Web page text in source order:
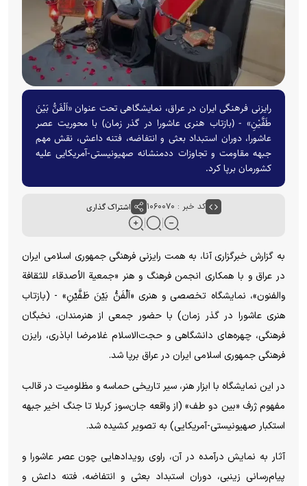
رایزنی فرهنگی ایران در عراق، نمایشگاهی تحت عنوان «اَلْفَنُّ بَیْنَ
طَفَّیْنِ» - (بازتاب هنری عاشورا در گذر زمان) با محوریت عصر
عاشورا، دوران استبداد بعثی و انتفاضه، فتنه داعش، نقش مهم
جبهه مقاومت و تجاوزات ددمنشانه صهیونیستی-آمریکایی علیه
کشورمان برپا کرد.
کد خبر : ۱۰۶۰۰۷۰ اشتراک گذاری
به گزارش خبرگزاری آنا، به همت رایزنی فرهنگی جمهوری اسلامی ایران
در عراق و با همکاری انجمن فرهنگ و هنر «جمعیة الأصدقاء للثقافة
والفنون»، نمایشگاه تخصصی و هنری «اَلْفَنُّ بَیْنَ طَفَّیْنِ» - (بازتاب
هنری عاشورا در گذر زمان) با حضور جمعی از هنرمندان، نخبگان
فرهنگی، چهره‌های دانشگاهی و حجت‌الاسلام غلامرضا اباذری، رایزن
فرهنگی جمهوری اسلامی ایران در عراق برپا شد.
در این نمایشگاه با ابزار هنر، سیر تاریخی حماسه و مظلومیت در قالب
مفهوم ژرف «بین دو طف» (از واقعه جان‌سوز کربلا تا جنگ اخیر جبهه
استکبار صهیونیستی-آمریکایی) به تصویر کشیده شد.
آثار به نمایش درآمده در آن، راوی رویدادهایی چون عصر عاشورا و
پیام‌رسانی زینبی، دوران استبداد بعثی و انتفاضه، فتنه داعش و